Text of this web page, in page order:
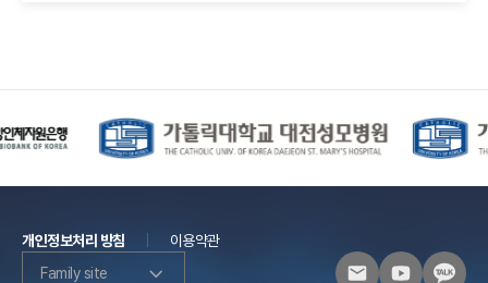
개인정보처리 방침
이용약관
Family site